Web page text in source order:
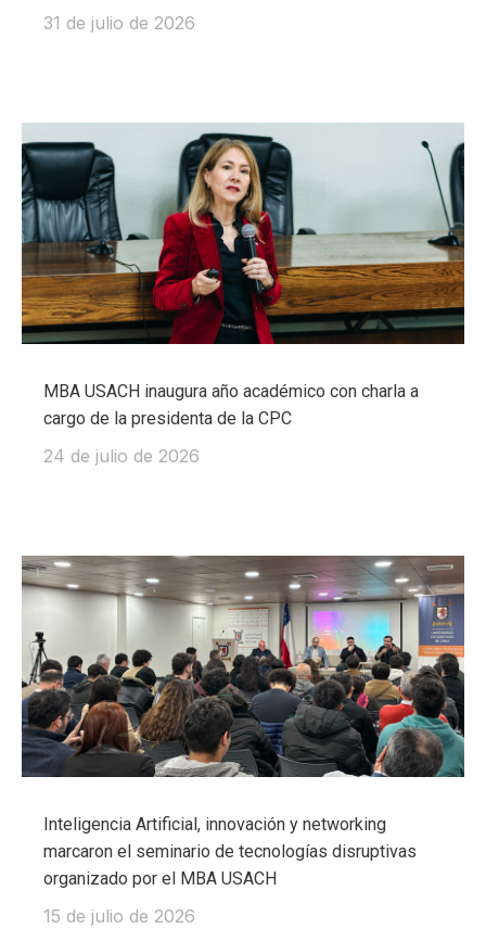
31 de julio de 2026
MBA USACH inaugura año académico con charla a
cargo de la presidenta de la CPC
24 de julio de 2026
Inteligencia Artificial, innovación y networking
marcaron el seminario de tecnologías disruptivas
organizado por el MBA USACH
15 de julio de 2026